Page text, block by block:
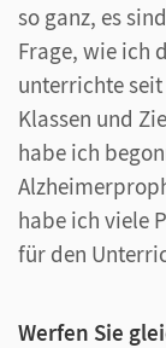
so ganz, es
Frage, wie ich
unterrichte
Klassen und
habe ich
habe ich viele
für den
Werfen Sie